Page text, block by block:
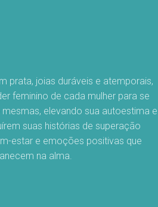
prata, joias duráveis e atemporais,
feminino de cada mulher para se
elevando sua autoestima e
suas histórias de superação
estar e emoções positivas que
na alma.